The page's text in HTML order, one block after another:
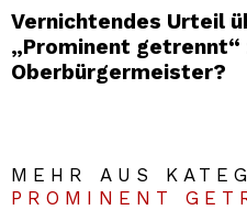
Vernichtendes Urteil
„Prominent getrennt“
Oberbürgermeister?
MEHR AUS
PROMINENT